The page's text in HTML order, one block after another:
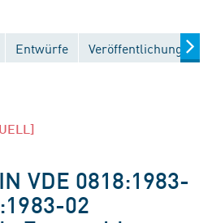
Entwürfe Veröffentlichungen
VDE 0818:1983-
02